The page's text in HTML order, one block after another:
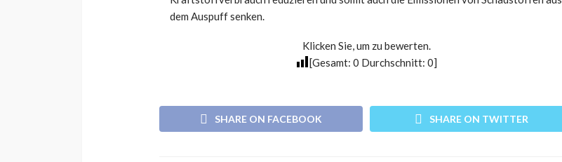
dem Auspuff senken.
Klicken Sie, um zu bewerten.
[Gesamt: 0 Durchschnitt: 0]
SHARE ON FACEBOOK SHARE ON TWITTER